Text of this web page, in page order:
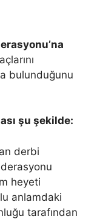
bulunduğunu
şu şekilde:
derbi
heyeti
anlamdaki
tarafından